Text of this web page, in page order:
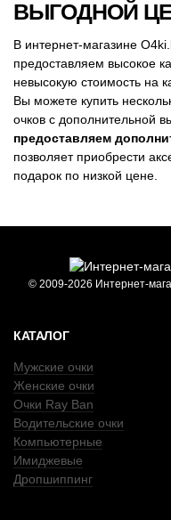
ВЫГОДНОЙ
В интернет-магазине
предоставляем высокое
невысокую стоимость на
Вы можете купить
очков с дополнительной
предоставляем
позволяет приобрести
подарок по низкой цене.
© 2009-2026 Интернет-
КАТАЛОГ
Мужские очки
Женские очки
Очки Ray Ban
Водительские очки
Компьютерные
Имиджевые
Дропшиппинг